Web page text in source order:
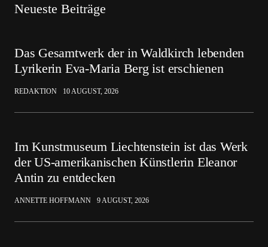
Neueste Beiträge
Das Gesamtwerk der in Waldkirch lebenden
Lyrikerin Eva-Maria Berg ist erschienen
REDAKTION 10 AUGUST, 2026
Im Kunstmuseum Liechtenstein ist das Werk
der US-amerikanischen Künstlerin Eleanor
Antin zu entdecken
ANNETTE HOFFMANN 9 AUGUST, 2026